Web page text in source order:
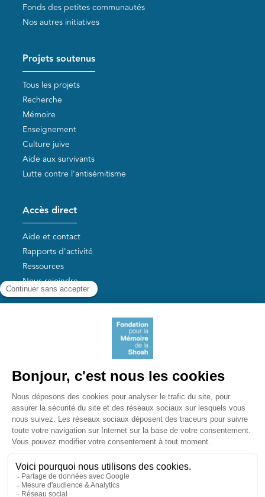
Fonds des petites communautés
Nos autres initiatives
Projets soutenus
Tous les projets
Recherche
Mémoire
Enseignement
Culture juive
Aide aux survivants
Lutte contre l'antisémitisme
Accès direct
Aide et contact
Rapports d'activité
Ressources
Nous rejoindre
Aide aux survivants de la Shoah
Liens utiles
Mémorial de la Shoah
Le camp des Milles
Yad Vashem France
Akadem
mahJ